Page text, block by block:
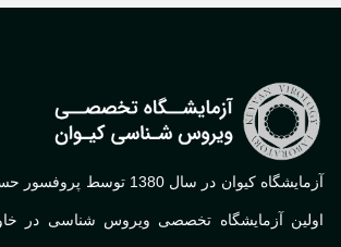
آزمایشگاه کیوان در سال 1380 توسط
آزمایشگاه تخصصی ویروس شناسی در